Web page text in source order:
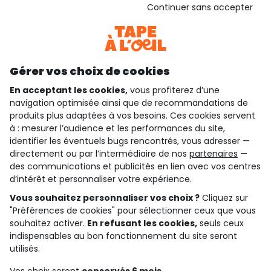
Consulter les CGU
Téléchargez notre application
qui sommes-nous ?
besoin d'aide ?
le club fidélité
notre catalogue
Conditions générales de ventes et d'utilisation
Conditions d’utilisation des réseaux sociaux
Politique de confidentialité
Gérer vos choix de cookies
En acceptant les cookies, vous profiterez d’une
navigation optimisée ainsi que de recommandations de
produits plus adaptées à vos besoins. Ces cookies servent
à : mesurer l’audience et les performances du site,
identifier les éventuels bugs rencontrés, vous adresser —
directement ou par l’intermédiaire de nos partenaires —
des communications et publicités en lien avec vos centres
d’intérêt et personnaliser votre expérience.
Vous souhaitez personnaliser vos choix ? Cliquez sur
"Préférences de cookies" pour sélectionner ceux que vous
souhaitez activer. En refusant les cookies, seuls ceux
indispensables au bon fonctionnement du site seront
utilisés.
Continuer sans accepter